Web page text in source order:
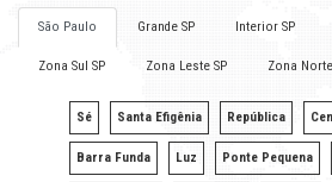
São Paulo Grande SP Interior SP
Zona Sul SP Zona Leste SP Zona
Sé Santa Efigênia República
Barra Funda Luz Ponte Pequena